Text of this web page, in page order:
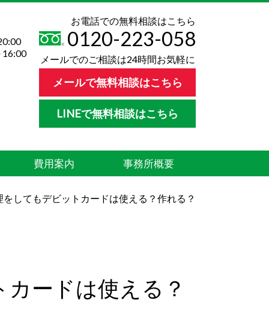
16:00
お電話での無料相談はこちら
0120-223-058
メールでのご相談は24時間お気軽に
メールで無料相談はこちら
LINEで無料相談はこちら
費用案内 事務所概要
をしてもデビットカードは使える？作れる？
ードは使える？